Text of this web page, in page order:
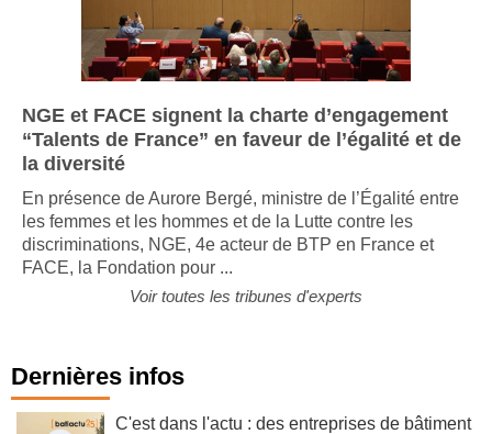
NGE et FACE signent la charte d’engagement
“Talents de France” en faveur de l’égalité et de
la diversité
En présence de Aurore Bergé, ministre de l’Égalité entre
les femmes et les hommes et de la Lutte contre les
discriminations, NGE, 4e acteur de BTP en France et
FACE, la Fondation pour ...
Voir toutes les tribunes d'experts
Dernières infos
C'est dans l'actu : des entreprises de bâtiment